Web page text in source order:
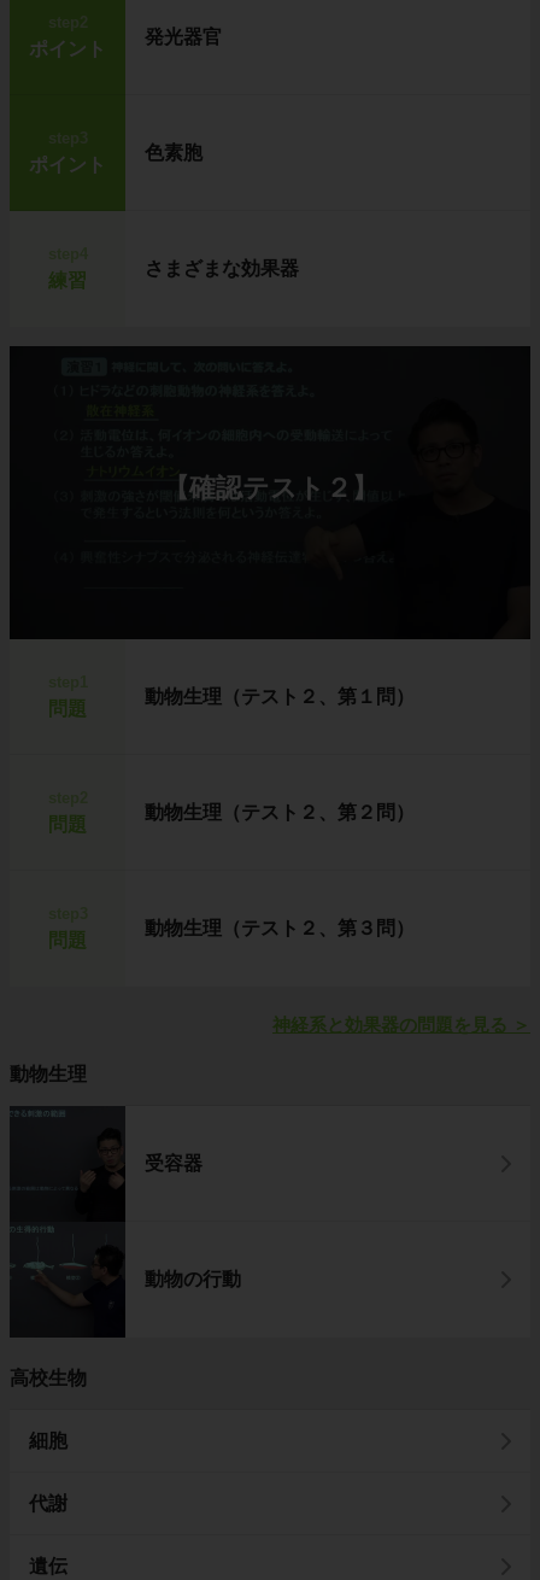
step2
ポイント
発光器官
step3
ポイント
色素胞
練習
さまざまな効果器
【確認テスト２】
問題
動物生理（テスト２、第１問）
問題
動物生理（テスト２、第２問）
問題
動物生理（テスト２、第３問）
神経系と効果器の問題を見る ＞
動物生理
受容器
動物の行動
高校生物
細胞
代謝
遺伝